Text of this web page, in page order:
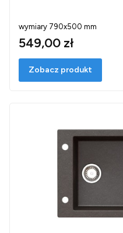
wymiary 790x500 mm
549,00 zł
Zobacz produkt